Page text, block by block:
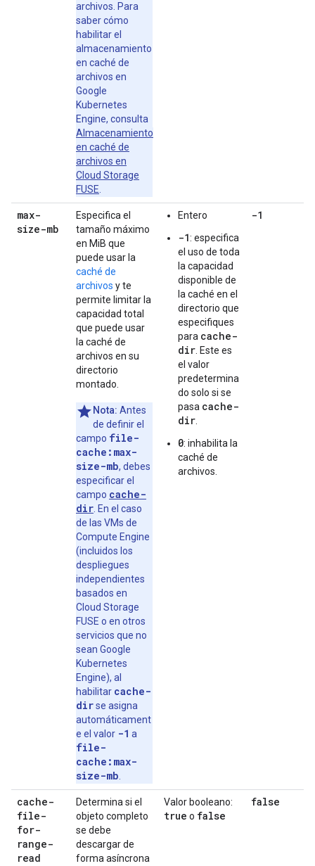
archivos. Para
saber cómo
habilitar el
almacenamiento
en caché de
archivos en
Google
Kubernetes
Engine, consulta
Almacenamiento
en caché de
archivos en
Cloud Storage
FUSE
max-
size-mb
Especifica el
tamaño máximo
en MiB que
puede usar la
caché de
archivos y te
permite limitar la
capacidad total
que puede usar
la caché de
archivos en su
directorio
montado.
Nota: Antes
de definir el
campo file-
cache:max-
size-mb, debes
especificar el
campo cache-
dir . En el caso
de las VMs de
Compute Engine
(incluidos los
despliegues
independientes
basados en
Cloud Storage
FUSE o en otros
servicios que no
sean Google
Kubernetes
Engine), al
habilitar cache-
dirse asigna
automáticament
e el valor -1 a
file-
cache:max-
size-mb
Entero
-1: especifica
el uso de toda
la capacidad
disponible de
la caché en el
directorio que
especifiques
para cache-
dir . Este es
el valor
predetermina
do solo si se
pasa cache-
dir
0: inhabilita la
caché de
archivos.
-1
cache-
file-
for-
range-
read
Determina si el
objeto completo
se debe
descargar de
forma asíncrona
Valor booleano:
true o false
false